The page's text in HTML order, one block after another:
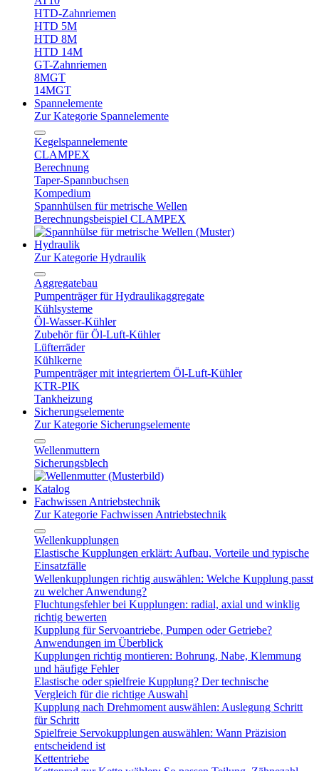
HTD-Zahnriemen
HTD 5M
HTD 8M
HTD 14M
GT-Zahnriemen
8MGT
14MGT
Spannelemente
Zur Kategorie Spannelemente
Kegelspannelemente
CLAMPEX
Berechnung
Taper-Spannbuchsen
Kompedium
Spannhülsen für metrische Wellen
Berechnungsbeispiel CLAMPEX
Hydraulik
Zur Kategorie Hydraulik
Aggregatebau
Pumpenträger für Hydraulikaggregate
Kühlsysteme
Öl-Wasser-Kühler
Zubehör für Öl-Luft-Kühler
Lüfterräder
Kühlkerne
Pumpenträger mit integriertem Öl-Luft-Kühler
KTR-PIK
Tankheizung
Sicherungselemente
Zur Kategorie Sicherungselemente
Wellenmuttern
Sicherungsblech
Katalog
Fachwissen Antriebstechnik
Zur Kategorie Fachwissen Antriebstechnik
Wellenkupplungen
Elastische Kupplungen erklärt: Aufbau, Vorteile und typische
Einsatzfälle
Wellenkupplungen richtig auswählen: Welche Kupplung passt
zu welcher Anwendung?
Fluchtungsfehler bei Kupplungen: radial, axial und winklig
richtig bewerten
Kupplung für Servoantriebe, Pumpen oder Getriebe?
Anwendungen im Überblick
Kupplungen richtig montieren: Bohrung, Nabe, Klemmung
und häufige Fehler
Elastische oder spielfreie Kupplung? Der technische
Vergleich für die richtige Auswahl
Kupplung nach Drehmoment auswählen: Auslegung Schritt
für Schritt
Spielfreie Servokupplungen auswählen: Wann Präzision
entscheidend ist
Kettentriebe